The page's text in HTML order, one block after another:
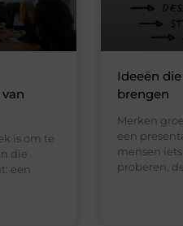
is om te
die
een
Ideeën
brengen
Merken
een
mensen
proberen,